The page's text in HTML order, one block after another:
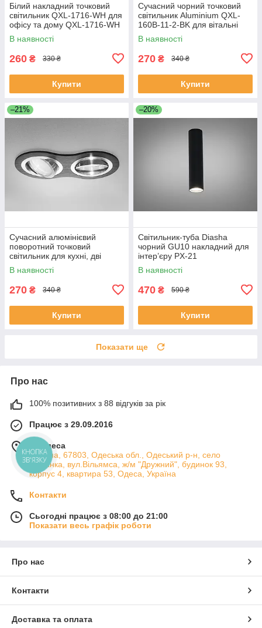
Білий накладний точковий
світильник QXL-1716-WH для
офісу та дому QXL-1716-WH
В наявності
260 ₴ 330 ₴
Купити
Сучасний чорний точковий
світильник Aluminium QXL-
160B-11-2-BK для вітальні
QXL-160B-11-2-BK
В наявності
270 ₴ 340 ₴
Купити
–21%
Сучасний алюмінієвий
поворотний точковий
світильник для кухні, дві
лампи QXL-160B-11-2-BK+SL
В наявності
270 ₴ 340 ₴
Купити
–20%
Світильник-туба Diasha
чорний GU10 накладний для
інтер’єру PX-21
В наявності
470 ₴ 590 ₴
Купити
Показати ще
Про нас
100% позитивних з 88 відгуків за рік
Працює з 29.09.2016
м. Одеса
Україна, 67803, Одеська обл., Одеський р-н, село
Лиманка, вул.Вільямса, ж/м "Дружний", будинок 93,
корпус 4, квартира 53, Одеса, Україна
Контакти
Сьогодні працює з 08:00 до 21:00
Показати весь графік роботи
Про нас
Контакти
Доставка та оплата
КНОПКА
ЗВ'ЯЗКУ